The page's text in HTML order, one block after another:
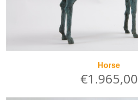
Horse
€1.965,00